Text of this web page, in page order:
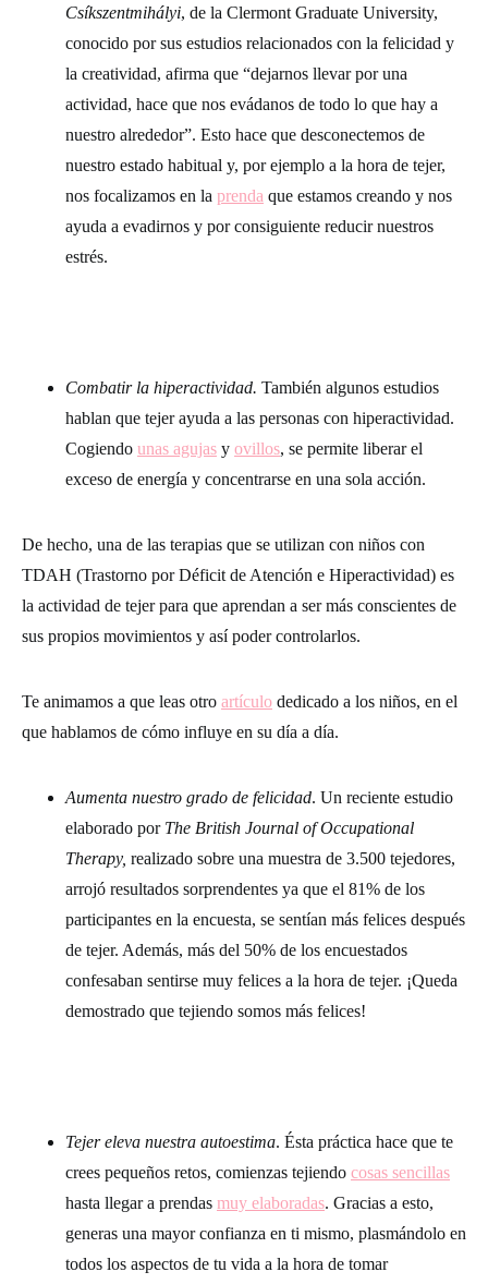
Csíkszentmihályi, de la Clermont Graduate University,
conocido por sus estudios relacionados con la felicidad y
la creatividad, afirma que “dejarnos llevar por una
actividad, hace que nos evádanos de todo lo que hay a
nuestro alrededor”. Esto hace que desconectemos de
nuestro estado habitual y, por ejemplo a la hora de tejer,
nos focalizamos en la prenda que estamos creando y nos
ayuda a evadirnos y por consiguiente reducir nuestros
estrés.
Combatir la hiperactividad. También algunos estudios
hablan que tejer ayuda a las personas con hiperactividad.
Cogiendo unas agujas y ovillos, se permite liberar el
exceso de energía y concentrarse en una sola acción.
De hecho, una de las terapias que se utilizan con niños con
TDAH (Trastorno por Déficit de Atención e Hiperactividad) es
la actividad de tejer para que aprendan a ser más conscientes de
sus propios movimientos y así poder controlarlos.
Te animamos a que leas otro artículo dedicado a los niños, en el
que hablamos de cómo influye en su día a día.
Aumenta nuestro grado de felicidad. Un reciente estudio
elaborado por The British Journal of Occupational
Therapy, realizado sobre una muestra de 3.500 tejedores,
arrojó resultados sorprendentes ya que el 81% de los
participantes en la encuesta, se sentían más felices después
de tejer. Además, más del 50% de los encuestados
confesaban sentirse muy felices a la hora de tejer. ¡Queda
demostrado que tejiendo somos más felices!
Tejer eleva nuestra autoestima. Ésta práctica hace que te
crees pequeños retos, comienzas tejiendo cosas sencillas
hasta llegar a prendas muy elaboradas. Gracias a esto,
generas una mayor confianza en ti mismo, plasmándolo en
todos los aspectos de tu vida a la hora de tomar